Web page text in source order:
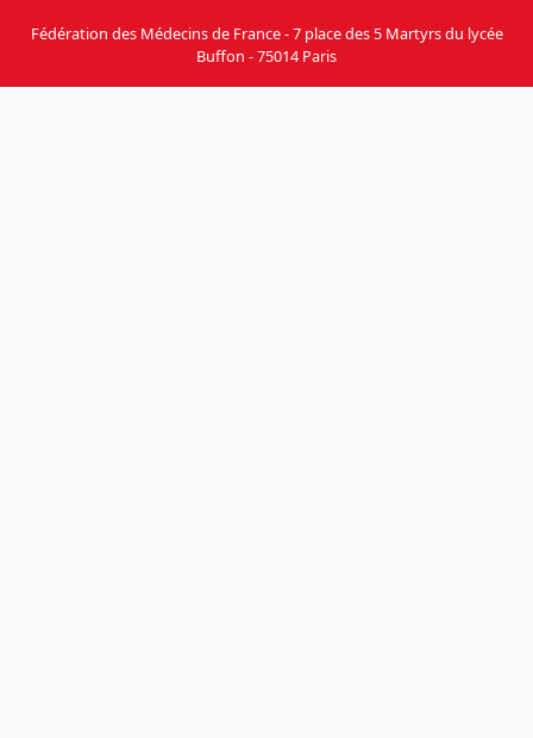
Fédération des Médecins de France - 7 place des 5 Martyrs du lycée
Buffon - 75014 Paris